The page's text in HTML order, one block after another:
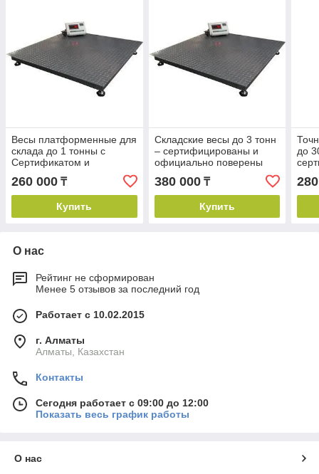
Весы платформенные для
склада до 1 тонны с
Сертификатом и
Поверкой (1.2м. х 1.5 м.)
260 000 ₸
Купить
Складские весы до 3 тонн
– сертифицированы и
официально поверены
(1.5 м. х 2 м.)
380 000₸
Купить
до
О нас
Рейтинг не сформирован
Менее 5 отзывов за последний год
Работает с 10.02.2015
г. Алматы
Алматы, Казахстан
Контакты
Сегодня работает с 09:00 до 12:00
Показать весь график работы
О нас